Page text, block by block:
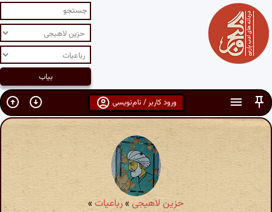
ورود کاربر / نام‌نویسی
حزین لاهیجی»رباعیات»